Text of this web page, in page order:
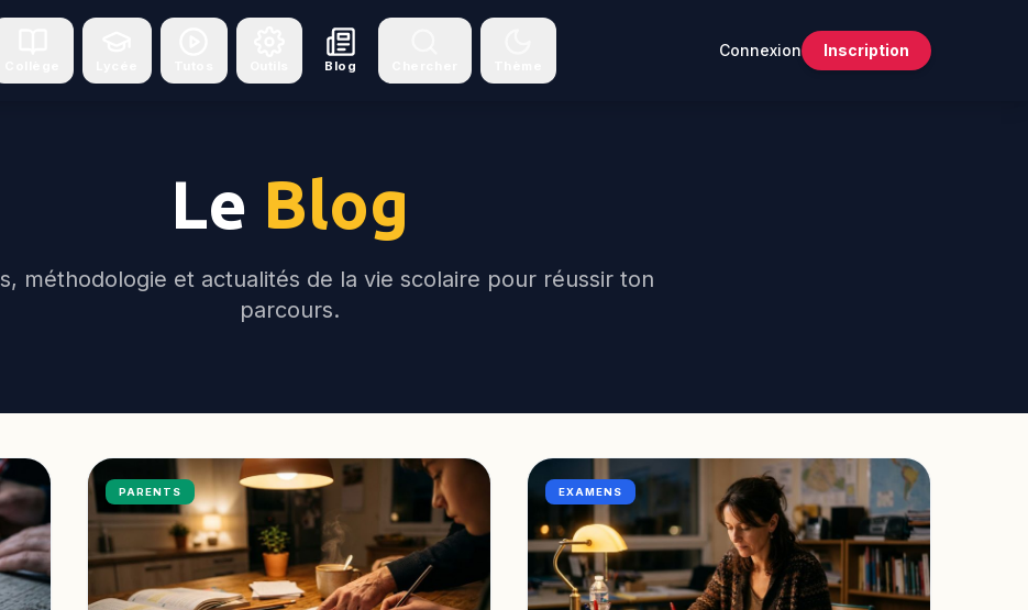
Blog
Connexion Inscription
Le Blog
méthodologie et actualités de la vie scolaire pour réussir ton
parcours.
PARENTS EXAMENS